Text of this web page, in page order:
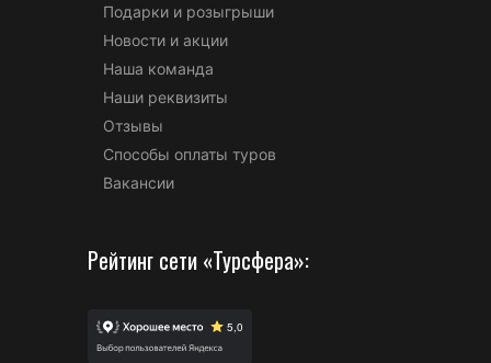
Подарки и розыгрыши
Новости и акции
Наша команда
Наши реквизиты
Отзывы
Способы оплаты туров
Вакансии
Рейтинг сети «Турсфера»: